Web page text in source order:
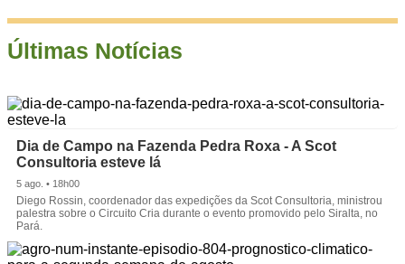
Últimas Notícias
Dia de Campo na Fazenda Pedra Roxa - A Scot
Consultoria esteve lá
5 ago. • 18h00
Diego Rossin, coordenador das expedições da Scot Consultoria, ministrou
palestra sobre o Circuito Cria durante o evento promovido pelo Siralta, no
Pará.